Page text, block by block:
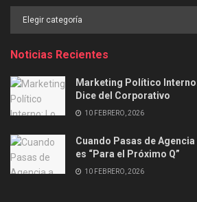
Buscar
Noticias Recientes
Marketing Político
Dice del Corporativo
10 FEBRERO, 2026
Cuando Pasas de
es “Para el Próximo Q”
10 FEBRERO, 2026